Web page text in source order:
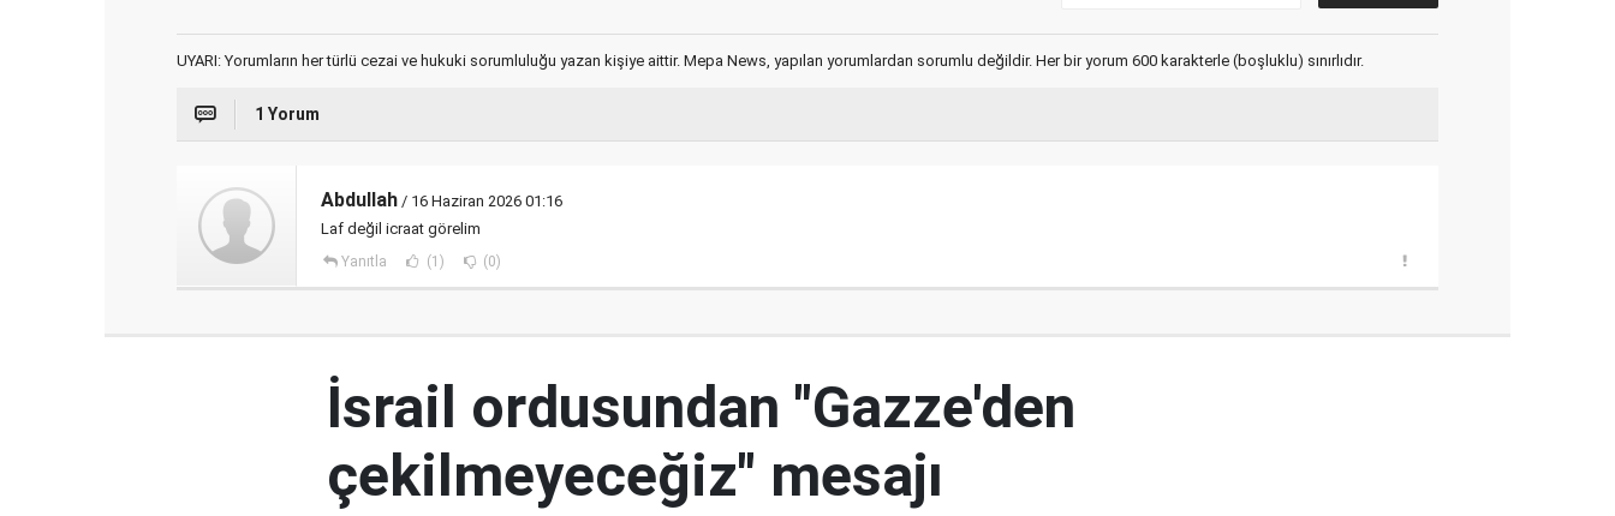
UYARI: Yorumların her türlü cezai ve hukuki sorumluluğu yazan kişiye aittir. Mepa News, yapılan yorumlardan sorumlu değildir. Her bir yorum 600 karakterle (boşluklu) sınırlıdır.
1 Yorum
Abdullah / 16 Haziran 2026 01:16
Laf değil icraat görelim
Yanıtla (1) (0)
İsrail ordusundan "Gazze'den
çekilmeyeceğiz" mesajı